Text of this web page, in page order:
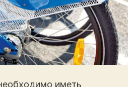
иметь